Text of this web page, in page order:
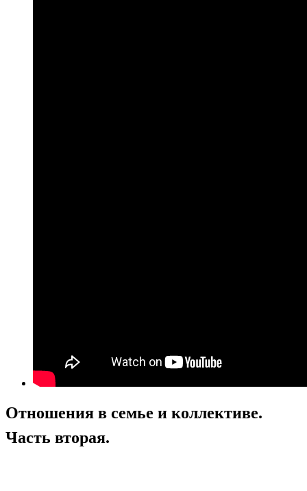
Отношения в семье и коллективе.
Часть вторая.